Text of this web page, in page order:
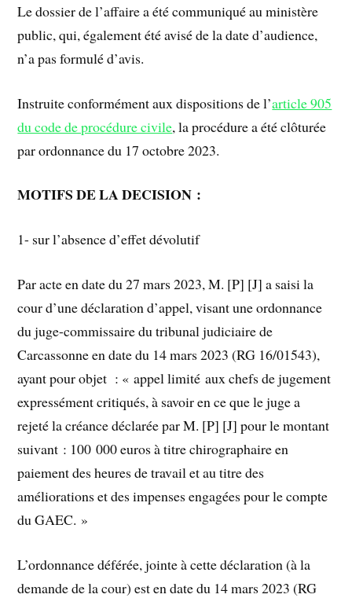
Le dossier de l’affaire a été communiqué au ministère
public, qui, également été avisé de la date d’audience,
n’a pas formulé d’avis.
Instruite conformément aux dispositions de l’article 905
du code de procédure civile, la procédure a été clôturée
par ordonnance du 17 octobre 2023.
MOTIFS DE LA DECISION :
1- sur l’absence d’effet dévolutif
Par acte en date du 27 mars 2023, M. [P] [J] a saisi la
cour d’une déclaration d’appel, visant une ordonnance
du juge-commissaire du tribunal judiciaire de
Carcassonne en date du 14 mars 2023 (RG 16/01543),
ayant pour objet : « appel limité aux chefs de jugement
expressément critiqués, à savoir en ce que le juge a
rejeté la créance déclarée par M. [P] [J] pour le montant
suivant : 100 000 euros à titre chirographaire en
paiement des heures de travail et au titre des
améliorations et des impenses engagées pour le compte
du GAEC. »
L’ordonnance déférée, jointe à cette déclaration (à la
demande de la cour) est en date du 14 mars 2023 (RG